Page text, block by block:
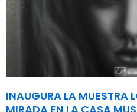
INAUGURA LA MUESTRA